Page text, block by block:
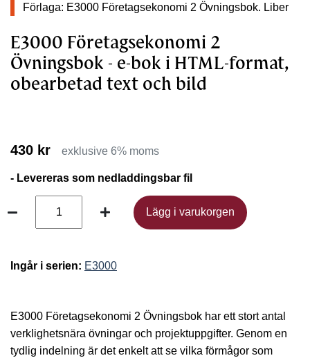
Förlaga: E3000 Företagsekonomi 2 Övningsbok. Liber
E3000 Företagsekonomi 2
Övningsbok - e-bok i HTML-format,
obearbetad text och bild
430 kr exklusive 6% moms
- Levereras som nedladdingsbar fil
Lägg i varukorgen
Lägg i varukorgen
Ingår i serien: E3000
E3000 Företagsekonomi 2 Övningsbok har ett stort antal
verklighetsnära övningar och projektuppgifter. Genom en
tydlig indelning är det enkelt att se vilka förmågor som